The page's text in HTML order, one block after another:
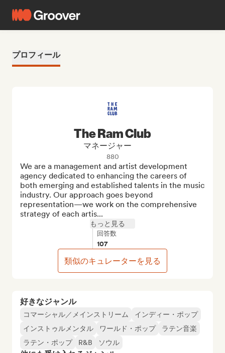
プロフィール
好きなジャンル
コマーシャル／メインストリーム
インディー・ポップ
インストゥルメンタル
ワールド・ポップ
ラテン音楽
ラテン・ポップ
R&B ソウル
The Ram Club
マネージャー
880
We are a management and artist development
agency dedicated to enhancing the careers of
both emerging and established talents in the music
industry. Our approach goes beyond
representation—we work on the comprehensive
strategy of each artis...
もっと見る
回答数
107
類似のキュレーターを見る